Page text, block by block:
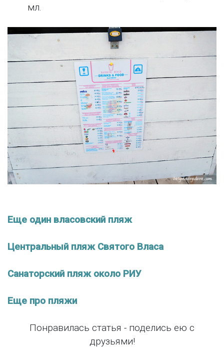
мл.
Еще один власовский пляж
Центральный пляж Святого Власа
Санаторский пляж около РИУ
Еще про пляжи
Понравилась статья - поделись ею с
друзьями!